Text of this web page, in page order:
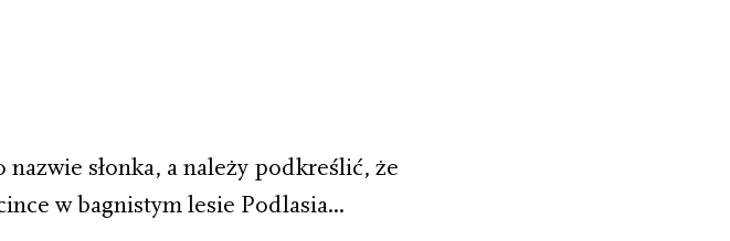
słonka, a należy podkreślić, że
w bagnistym lesie Podlasia...